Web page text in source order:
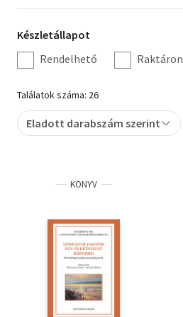
Hobbi, szabadidő
Irodalom
Művészet
Szakkönyv
Tankönyv, segédkönyv
Társadalomtudomány
Természettudomány
Történelem
szűrés
Készletállapot
szűrés
Készletállapot
Rendelhető
Raktáron
Találatok száma: 26
Eladott darabszám szerint
KÖNYV